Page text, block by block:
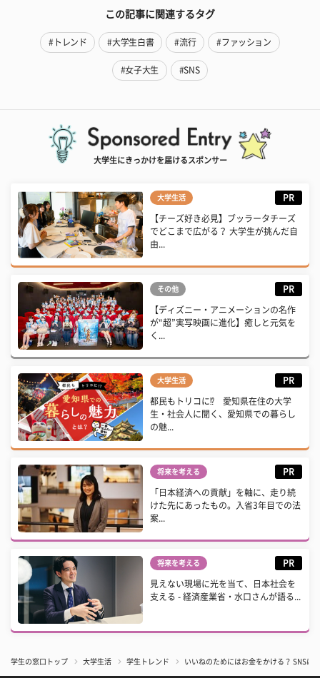
この記事に関連するタグ
#トレンド #大学生白書 #流行 #ファッション
#女子大生 #SNS
大学生にきっかけを届けるスポンサー
大学生活 PR
【チーズ好き必見】ブッラータチーズ
でどこまで広がる？ 大学生が挑んだ自
由...
その他 PR
【ディズニー・アニメーションの名作
が“超”実写映画に進化】癒しと元気を
く...
大学生活 PR
都民もトリコに⁉ 愛知県在住の大学
生・社会人に聞く、愛知県での暮らし
の魅...
将来を考える PR
「日本経済への貢献」を軸に、走り続
けた先にあったもの。入省3年目での法
案...
将来を考える PR
見えない現場に光を当て、日本社会を
支える - 経済産業省・水口さんが語る...
学生の窓口トップ 大学生活 学生トレンド いいねのためにはお金をかける？ SNS